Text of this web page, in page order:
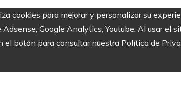
cookies para mejorar y personalizar su
Adsense, Google Analytics, Youtube. Al usar
el botón para consultar nuestra Política de